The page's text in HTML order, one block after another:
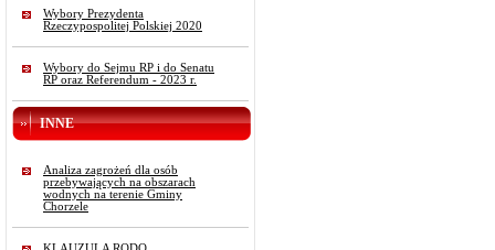
Wybory Prezydenta
Rzeczypospolitej Polskiej 2020
Wybory do Sejmu RP i do Senatu
RP oraz Referendum - 2023 r.
INNE
Analiza zagrożeń dla osób
przebywających na obszarach
wodnych na terenie Gminy
Chorzele